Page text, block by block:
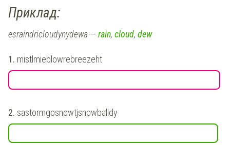
Приклад:
esraindricloudynydewa — rain, cloud, dew
1. mistlmieblowrebreezeht
2. sastormgosnowtjsnowballdy